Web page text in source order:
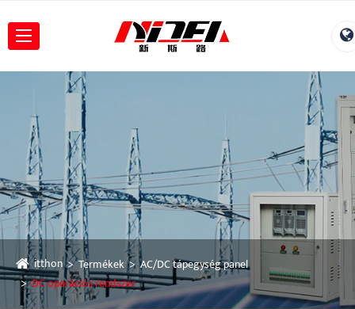
itthon Termékek
AC/DC tápegység panel
DC operációs rendszer